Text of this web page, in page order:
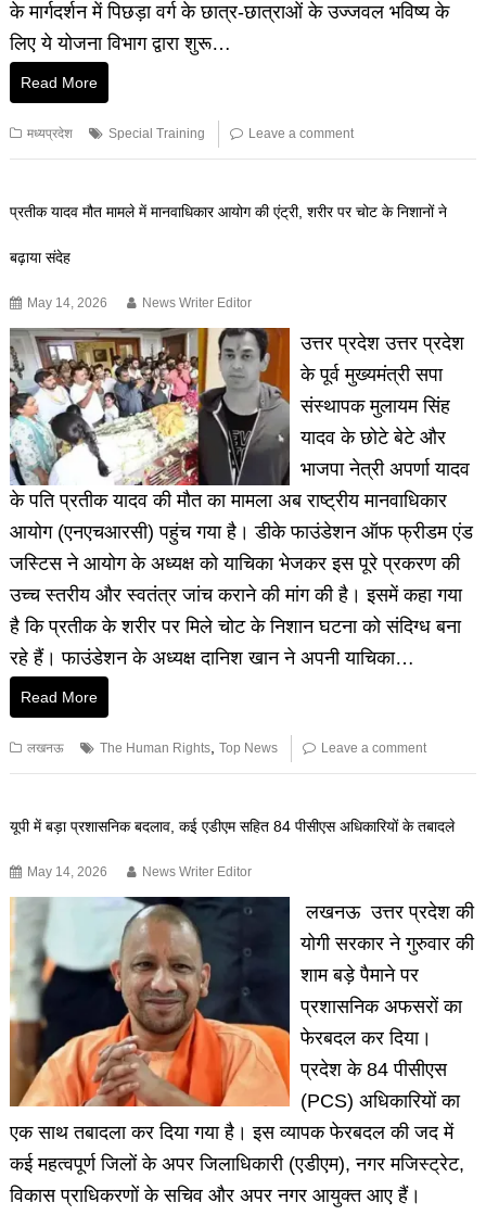
के मार्गदर्शन में पिछड़ा वर्ग के छात्र-छात्राओं के उज्जवल भविष्य के
लिए ये योजना विभाग द्वारा शुरू…
Read More
मध्यप्रदेश Special Training Leave a comment
प्रतीक यादव मौत मामले में मानवाधिकार आयोग की एंट्री, शरीर पर चोट के निशानों ने
बढ़ाया संदेह
May 14, 2026 News Writer Editor
उत्तर प्रदेश उत्तर प्रदेश
के पूर्व मुख्यमंत्री सपा
संस्थापक मुलायम सिंह
यादव के छोटे बेटे और
भाजपा नेत्री अपर्णा यादव
के पति प्रतीक यादव की मौत का मामला अब राष्ट्रीय मानवाधिकार
आयोग (एनएचआरसी) पहुंच गया है। डीके फाउंडेशन ऑफ फ्रीडम एंड
जस्टिस ने आयोग के अध्यक्ष को याचिका भेजकर इस पूरे प्रकरण की
उच्च स्तरीय और स्वतंत्र जांच कराने की मांग की है। इसमें कहा गया
है कि प्रतीक के शरीर पर मिले चोट के निशान घटना को संदिग्ध बना
रहे हैं। फाउंडेशन के अध्यक्ष दानिश खान ने अपनी याचिका…
Read More
लखनऊ The Human Rights,Top News Leave a comment
यूपी में बड़ा प्रशासनिक बदलाव, कई एडीएम सहित 84 पीसीएस अधिकारियों के तबादले
May 14, 2026 News Writer Editor
लखनऊ उत्तर प्रदेश की
योगी सरकार ने गुरुवार की
शाम बड़े पैमाने पर
प्रशासनिक अफसरों का
फेरबदल कर दिया।
प्रदेश के 84 पीसीएस
(PCS) अधिकारियों का
एक साथ तबादला कर दिया गया है। इस व्यापक फेरबदल की जद में
कई महत्वपूर्ण जिलों के अपर जिलाधिकारी (एडीएम), नगर मजिस्ट्रेट,
विकास प्राधिकरणों के सचिव और अपर नगर आयुक्त आए हैं।